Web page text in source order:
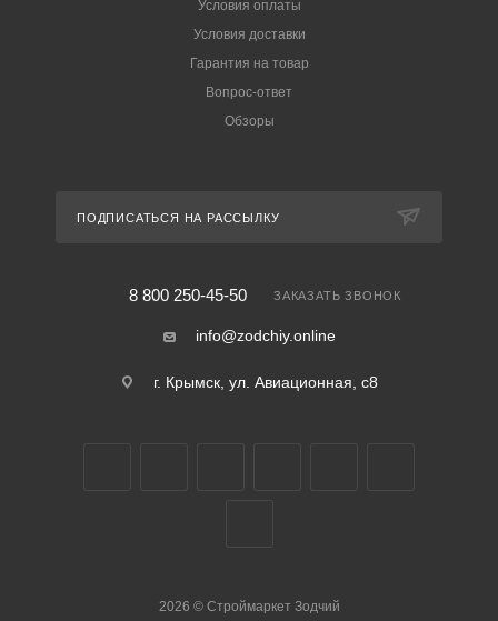
Условия оплаты
Условия доставки
Гарантия на товар
Вопрос-ответ
Обзоры
ПОДПИСАТЬСЯ НА РАССЫЛКУ
8 800 250-45-50 ЗАКАЗАТЬ ЗВОНОК
info@zodchiy.online
г. Крымск, ул. Авиационная, с8
2026 ©Строймаркет Зодчий